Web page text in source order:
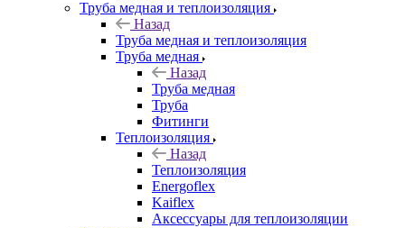
Труба медная и теплоизоляция
Назад
Труба медная и теплоизоляция
Труба медная
Назад
Труба медная
Труба
Фитинги
Теплоизоляция
Назад
Теплоизоляция
Energoflex
Kaiflex
Аксессуары для теплоизоляции